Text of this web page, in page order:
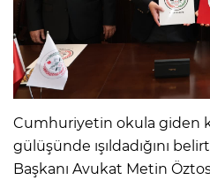
Cumhuriyetin okula giden
gülüşünde ışıldadığını
Başkanı Avukat Metin